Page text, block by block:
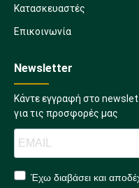
Κατασκευαστές
Επικοινωνία
Newsletter
Κάντε εγγραφή στο
για τις προσφορές μας
Έχω διαβάσει και